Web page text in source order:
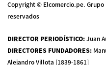
Copyright © Elcomercio.pe. Grupo
reservados
DIRECTOR PERIODÍSTICO:Juan
DIRECTORES FUNDADORES:
Alejandro Villota [1839-1861]